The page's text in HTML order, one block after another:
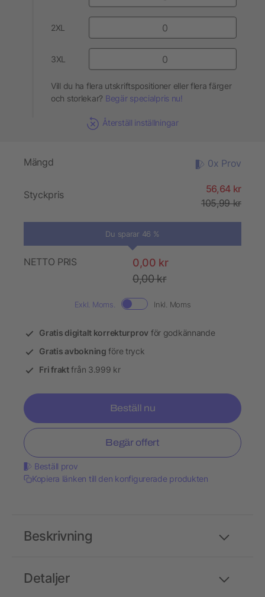
2XL
3XL
Vill du ha flera utskriftspositioner eller flera färger
och storlekar? Begär specialpris nu!
Återställ inställningar
Mängd 0x Prov
Styckpris
56,64 kr
105,99 kr
Du sparar 46 %
NETTO PRIS
0,00 kr
0,00 kr
Exkl. Moms. Inkl. Moms
Gratis digitalt korrekturprov för godkännande
Gratis avbokning före tryck
Fri fraktfrån 3.999 kr
Beställ nu
Begär offert
Beställ prov
Kopiera länken till den konfigurerade produkten
Detaljer
Beskrivning